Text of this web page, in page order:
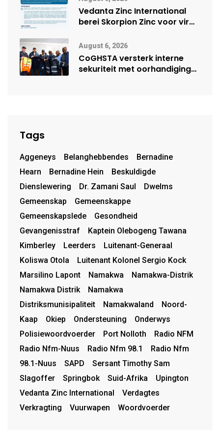
Vedanta Zinc International
berei Skorpion Zinc voor vir
August 6, 2026
CoGHSTA versterk interne
sekuriteit met oorhandiging
Tags
Aggeneys Belanghebbendes
Bernadine
Hearn
Bernadine Hein
Beskuldigde
Dienslewering
Dr. Zamani Saul
Dwelms
Gemeenskap
Gemeenskappe
Gemeenskapslede
Gesondheid
Gevangenisstraf
Kaptein Olebogeng Tawana
Kimberley
Leerders
Luitenant-Generaal
Koliswa Otola
Luitenant Kolonel Sergio Kock
Marsilino Lapont
Namakwa
Namakwa-Distrik
Namakwa Distrik
Namakwa
Distriksmunisipaliteit
Namakwaland
Noord-
Kaap
Okiep Ondersteuning
Onderwys
Polisiewoordvoerder
Port Nolloth
Radio NFM
Radio Nfm-Nuus
Radio Nfm 98.1
Radio Nfm
98.1-Nuus
SAPD
Sersant Timothy Sam
Slagoffer
Springbok Suid-Afrika
Upington
Vedanta Zinc International
Verdagtes
Verkragting
Vuurwapen Woordvoerder